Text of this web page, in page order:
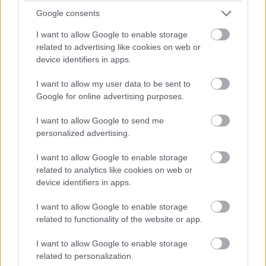
Google consents
I want to allow Google to enable storage
related to advertising like cookies on web or
device identifiers in apps.
I want to allow my user data to be sent to
Google for online advertising purposes.
I want to allow Google to send me
personalized advertising.
I want to allow Google to enable storage
related to analytics like cookies on web or
device identifiers in apps.
I want to allow Google to enable storage
related to functionality of the website or app.
I want to allow Google to enable storage
related to personalization.
tracing ezekből a játékokból?
/r/pcgaming subredditen már találgatnak az emberek
de mindegy is, hogy mit ötletelnek, hiszen a korábban
elérhető funkciók egyszerűen nincsenek a helyükön.
A ray tracing mellett a Resident Evil 3 remake-ből a
szót sem szólt. Jelenleg mindenki csak szét tett
karokkal várja, hogy mégis mi történik itt: amennyire mi
nem készült a Capcom, így ez mindenkit váratlanul ért.
Pláne mivel a remake-ek hangulatához tényleg
Egyelőre csak annyit tehetünk, hogy várjuk a Capcom